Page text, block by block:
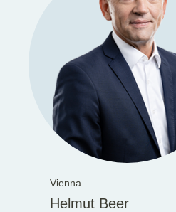
Vienna
Helmut Beer